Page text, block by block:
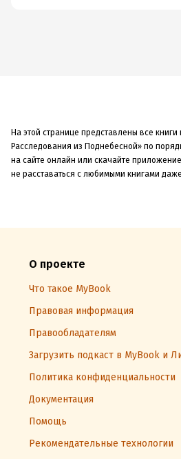
На этой странице представлены все
Расследования из Поднебесной» по
на сайте онлайн или скачайте
не расставаться с любимыми книгами
О проекте
Что такое MyBook
Правовая информация
Правообладателям
Загрузить подкаст в MyBook и
Политика конфиденциальности
Документация
Помощь
Рекомендательные технологии